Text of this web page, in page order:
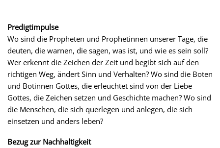
Predigtimpulse
Wo sind die Propheten und Prophetinnen unserer Tage, die
deuten, die warnen, die sagen, was ist, und wie es sein soll?
Wer erkennt die Zeichen der Zeit und begibt sich auf den
richtigen Weg, ändert Sinn und Verhalten? Wo sind die Boten
und Botinnen Gottes, die erleuchtet sind von der Liebe
Gottes, die Zeichen setzen und Geschichte machen? Wo sind
die Menschen, die sich querlegen und anlegen, die sich
einsetzen und anders leben?
Bezug zur Nachhaltigkeit